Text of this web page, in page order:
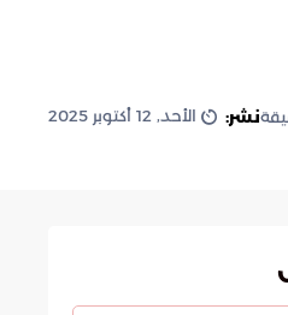
نشر: الأحد, 12 أكتوبر 2025